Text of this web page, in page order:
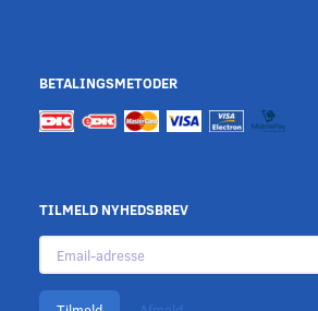
BETALINGSMETODER
TILMELD NYHEDSBREV
Email-
adresse